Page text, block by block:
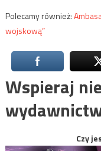
Polecamy również:
wojskową”
Wspieraj
Czy